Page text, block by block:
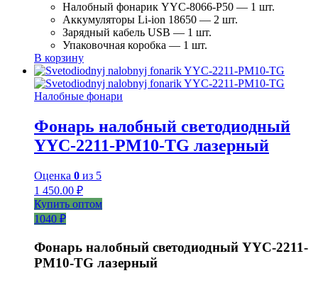
Налобный фонарик YYC-8066-P50 — 1 шт.
Аккумуляторы Li-ion 18650 — 2 шт.
Зарядный кабель USB — 1 шт.
Упаковочная коробка — 1 шт.
В корзину
Налобные фонари
Фонарь налобный светодиодный
YYC-2211-PM10-TG лазерный
Оценка 0 из 5
1 450.00 ₽
Купить оптом
1040 ₽
Фонарь налобный светодиодный YYC-2211-
PM10-TG лазерный